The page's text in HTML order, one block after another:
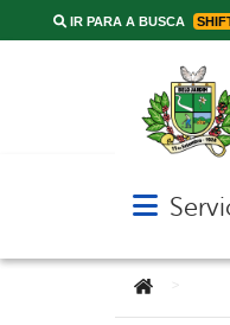
IR PARA A BUSCA
Abrir
Você está